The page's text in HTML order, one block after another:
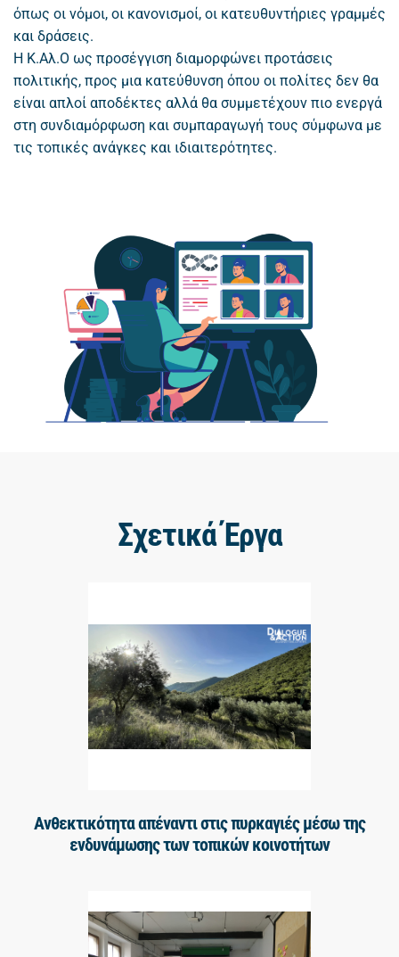
όπως οι νόμοι, οι κανονισμοί, οι κατευθυντήριες γραμμές
και δράσεις.
Η Κ.Αλ.Ο ως προσέγγιση διαμορφώνει προτάσεις
πολιτικής, προς μια κατεύθυνση όπου οι πολίτες δεν θα
είναι απλοί αποδέκτες αλλά θα συμμετέχουν πιο ενεργά
στη συνδιαμόρφωση και συμπαραγωγή τους σύμφωνα με
τις τοπικές ανάγκες και ιδιαιτερότητες.
Σχετικά Έργα
Ανθεκτικότητα απέναντι στις πυρκαγιές μέσω της
ενδυνάμωσης των τοπικών κοινοτήτων